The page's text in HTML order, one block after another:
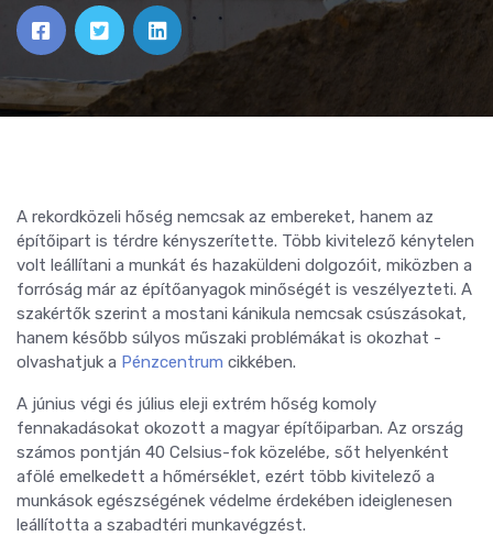
A rekordközeli hőség nemcsak az embereket, hanem az
építőipart is térdre kényszerítette. Több kivitelező kénytelen
volt leállítani a munkát és hazaküldeni dolgozóit, miközben a
forróság már az építőanyagok minőségét is veszélyezteti. A
szakértők szerint a mostani kánikula nemcsak csúszásokat,
hanem később súlyos műszaki problémákat is okozhat -
olvashatjuk a Pénzcentrum cikkében.
A június végi és július eleji extrém hőség komoly
fennakadásokat okozott a magyar építőiparban. Az ország
számos pontján 40 Celsius-fok közelébe, sőt helyenként
afölé emelkedett a hőmérséklet, ezért több kivitelező a
munkások egészségének védelme érdekében ideiglenesen
leállította a szabadtéri munkavégzést.